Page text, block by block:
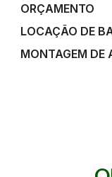
ORÇAMENTO
LOCAÇÃO DE
MONTAGEM DE